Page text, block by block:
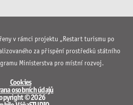
v rámci projektu „Restart turismu po
za přispění prostředků státního
Ministerstva pro místní rozvoj.
Cookies
osobních údajů
© 2026